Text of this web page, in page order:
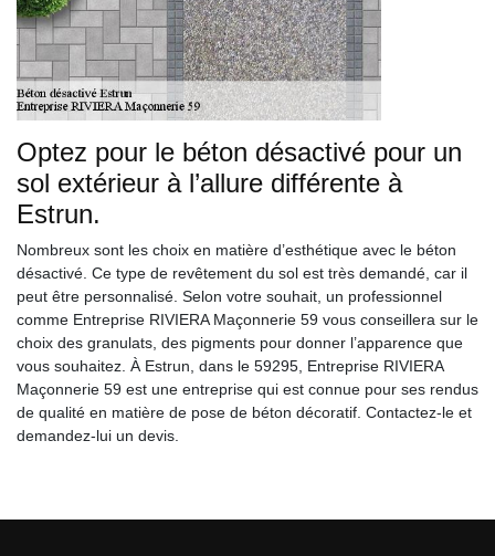
Optez pour le béton désactivé pour un
sol extérieur à l’allure différente à
Estrun.
Nombreux sont les choix en matière d’esthétique avec le béton
désactivé. Ce type de revêtement du sol est très demandé, car il
peut être personnalisé. Selon votre souhait, un professionnel
comme Entreprise RIVIERA Maçonnerie 59 vous conseillera sur le
choix des granulats, des pigments pour donner l’apparence que
vous souhaitez. À Estrun, dans le 59295, Entreprise RIVIERA
Maçonnerie 59 est une entreprise qui est connue pour ses rendus
de qualité en matière de pose de béton décoratif. Contactez-le et
demandez-lui un devis.